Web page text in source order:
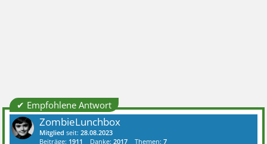
✔ Empfohlene Antwort
ZombieLunchbox
Mitglied seit:28.08.2023
Beiträge: 1911 Danke:2017 Themen:7